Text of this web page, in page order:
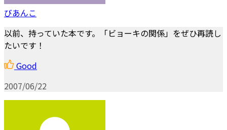
びあんこ
以前、持っていた本です。「ビョーキの関係」をぜひ再読し
たいです！
Good
2007/06/22